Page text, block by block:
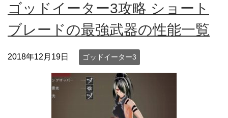
ゴッドイーター3攻略 ショート
ブレードの最強武器の性能一覧
2018年12月19日 ゴッドイーター3